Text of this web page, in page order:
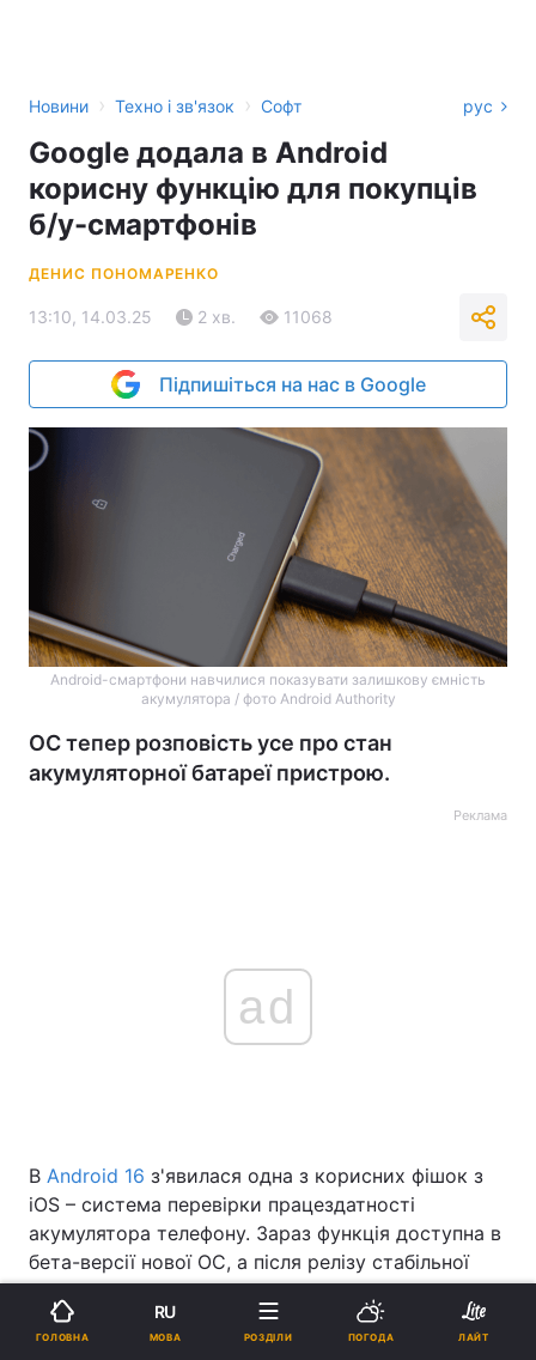
Новини › Техно і зв'язок › Софт рус
Google додала в Android
корисну функцію для покупців
б/у-смартфонів
ДЕНИС ПОНОМАРЕНКО
13:10, 14.03.25 2 хв. 11068
Підпишіться на нас в Google
Android-смартфони навчилися показувати залишкову ємність
акумулятора / фото Android Authority
ОС тепер розповість усе про стан
акумуляторної батареї пристрою.
Реклама
ad
В Android 16 з'явилася одна з корисних фішок з
iOS – система перевірки працездатності
акумулятора телефону. Зараз функція доступна в
бета-версії нової ОС, а після релізу стабільної
версії влітку стане доступною всім.
Усі знають, що в процесі експлуатації ємність
ГОЛОВНА
RU
МОВА РОЗДІЛИ ПОГОДА ЛАЙТ